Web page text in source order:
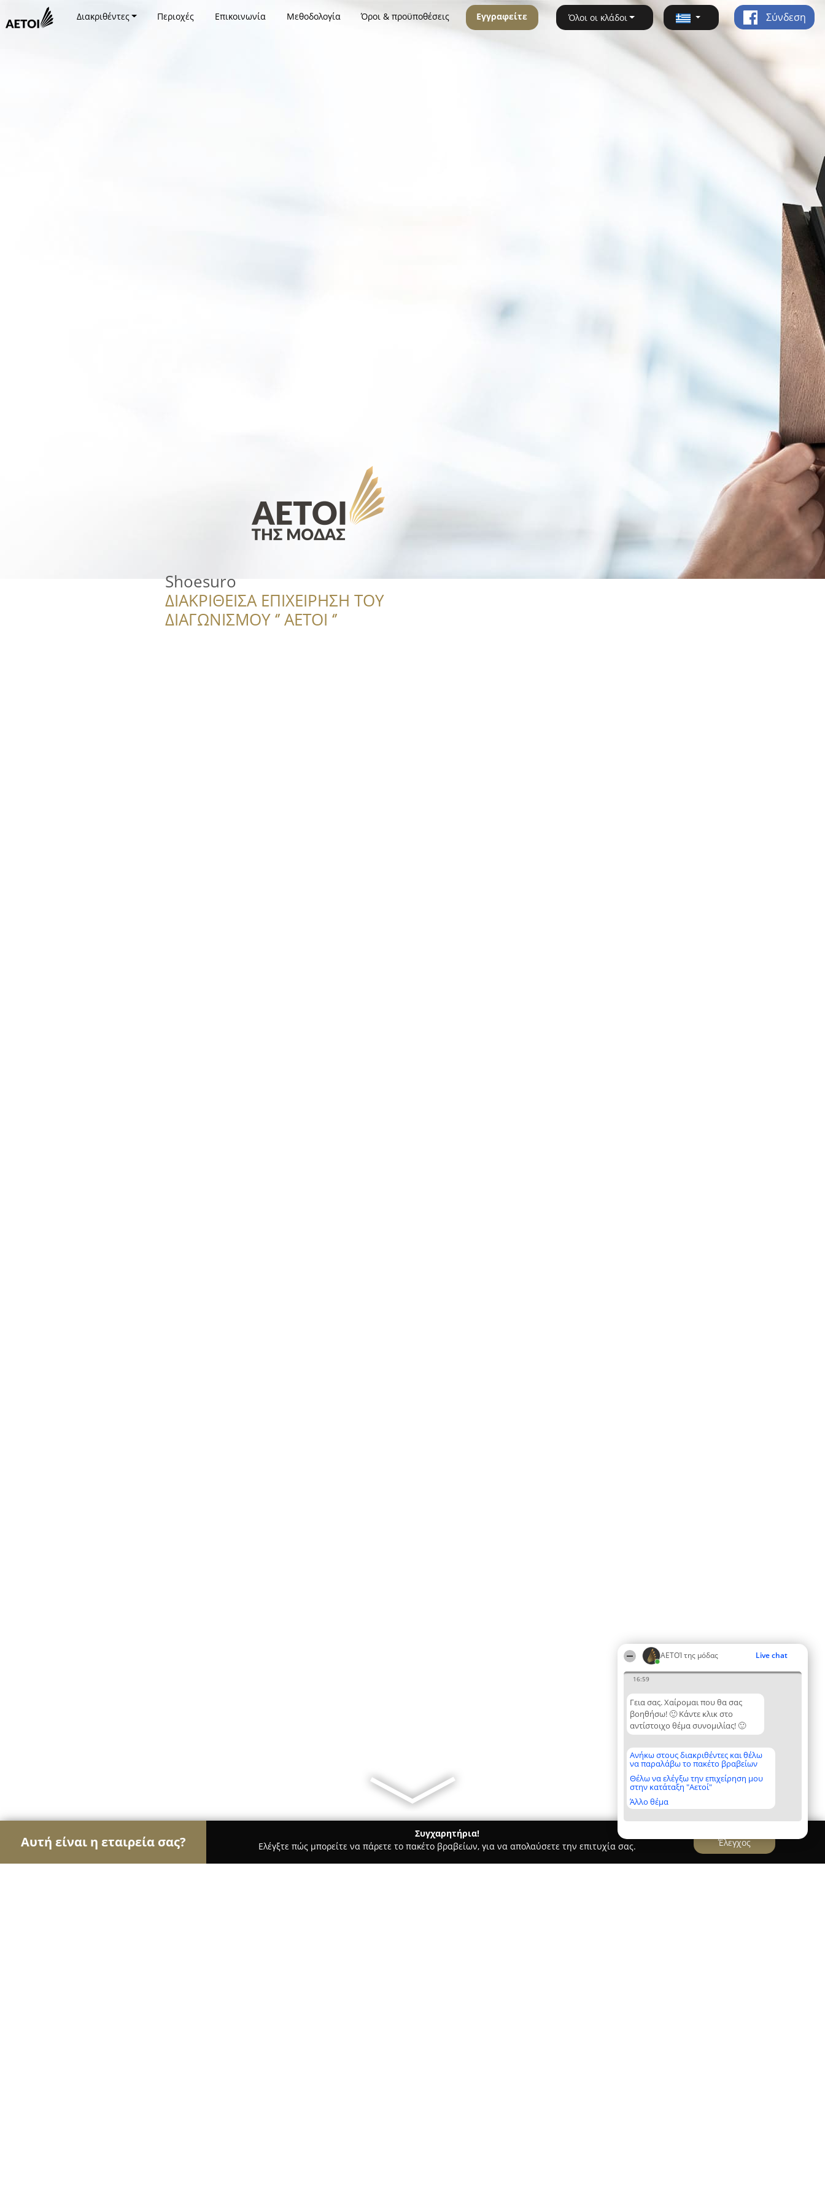
ΑΕΤΟΊ της μόδας Live chat
16:59
Γεια σας. Χαίρομαι που θα σας
βοηθήσω! 🙂 Κάντε κλικ στο
αντίστοιχο θέμα συνομιλίας! 🙂
Ανήκω στους διακριθέντες και θέλω
να παραλάβω το πακέτο βραβείων
Θέλω να ελέγξω την επιχείρηση μου
στην κατάταξη "Αετοί"
Άλλο θέμα
Διακριθέντες Περιοχές Επικοινωνία Μεθοδολογία Όροι & προϋποθέσεις Εγγραφείτε Όλοι οι κλάδοι Σύνδεση
Shoesuro
ΔΙΑΚΡΙΘΕΙΣΑ ΕΠΙΧΕΙΡΗΣΗ ΤΟΥ
ΔΙΑΓΩΝΙΣΜΟΥ ‘’ ΑΕΤΟΙ ‘’
Αυτή είναι η εταιρεία σας?
Συγχαρητήρια!
Ελέγξτε πώς μπορείτε να πάρετε το πακέτο βραβείων, για να απολαύσετε την επιτυχία σας.
Έλεγχος